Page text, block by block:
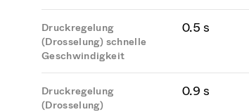
Druckregelung
(Drosselung) schnelle
Geschwindigkeit
0.5 s
Druckregelung
(Drosselung)
0.9 s